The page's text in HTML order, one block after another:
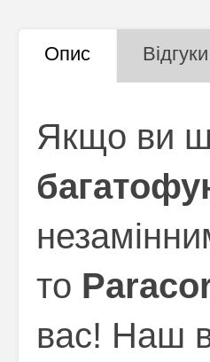
Опис
Якщо ви
то
вас! Наш